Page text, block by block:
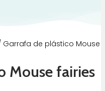
Garrafa de plástico Mouse
Mouse fairies